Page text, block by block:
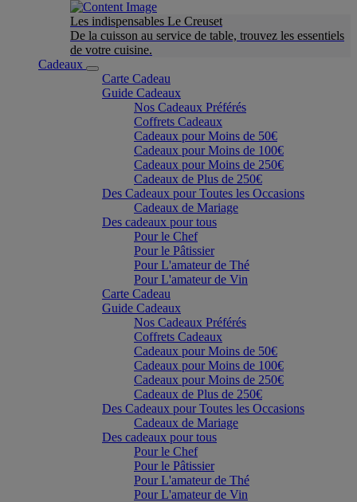
Les indispensables Le Creuset
De la cuisson au service de table, trouvez les essentiels
de votre cuisine.
Cadeaux
Carte Cadeau
Guide Cadeaux
Nos Cadeaux Préférés
Coffrets Cadeaux
Cadeaux pour Moins de 50€
Cadeaux pour Moins de 100€
Cadeaux pour Moins de 250€
Cadeaux de Plus de 250€
Des Cadeaux pour Toutes les Occasions
Cadeaux de Mariage
Des cadeaux pour tous
Pour le Chef
Pour le Pâtissier
Pour L'amateur de Thé
Pour L'amateur de Vin
Carte Cadeau
Guide Cadeaux
Nos Cadeaux Préférés
Coffrets Cadeaux
Cadeaux pour Moins de 50€
Cadeaux pour Moins de 100€
Cadeaux pour Moins de 250€
Cadeaux de Plus de 250€
Des Cadeaux pour Toutes les Occasions
Cadeaux de Mariage
Des cadeaux pour tous
Pour le Chef
Pour le Pâtissier
Pour L'amateur de Thé
Pour L'amateur de Vin